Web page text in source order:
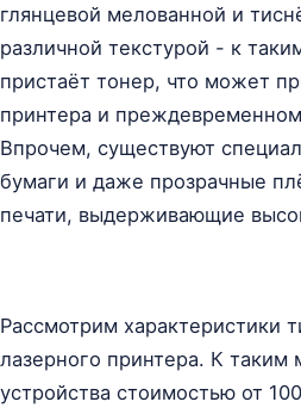
глянцевой мелованной и
различной текстурой - к
пристаёт тонер, что может
принтера и
Впрочем, существуют
бумаги и даже прозрачные
печати, выдерживающие
Рассмотрим характеристики
лазерного принтера. К таким
устройства стоимостью от